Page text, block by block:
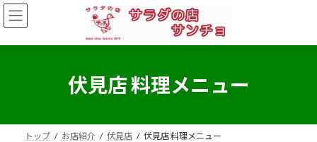
コ
ン
ン
ナ
ビ
ー
伏見店 料理メニュー
トップ お店紹介 伏見店 伏見店 料理メニュー